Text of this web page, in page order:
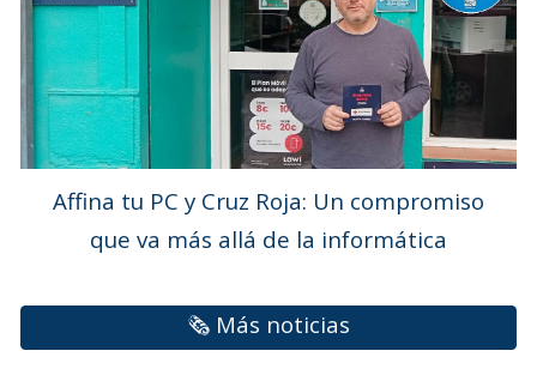
Affina tu PC y Cruz Roja: Un compromiso
que va más allá de la informática
🗞️ Más noticias